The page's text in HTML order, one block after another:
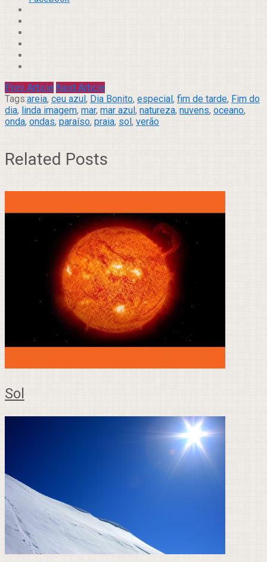
Prev Article Next Article
Tags:areia, ceu azul, Dia Bonito, especial, fim de tarde, Fim do
dia, linda imagem, mar, mar azul, natureza, nuvens, oceano,
onda, ondas, paraíso, praia, sol, verão
Related Posts
Sol